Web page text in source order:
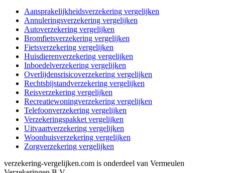
Aansprakelijkheidsverzekering vergelijken
Annuleringsverzekering vergelijken
Autoverzekering vergelijken
Bromfietsverzekering vergelijken
Fietsverzekering vergelijken
Huisdierenverzekering vergelijken
Inboedelverzekering vergelijken
Overlijdensrisicoverzekering vergelijken
Rechtsbijstandverzekering vergelijken
Reisverzekering vergelijken
Recreatiewoningverzekering vergelijken
Telefoonverzekering vergelijken
Verzekeringspakket vergelijken
Uitvaartverzekering vergelijken
Woonhuisverzekering vergelijken
Zorgverzekering vergelijken
verzekering-vergelijken.com is onderdeel van Vermeulen